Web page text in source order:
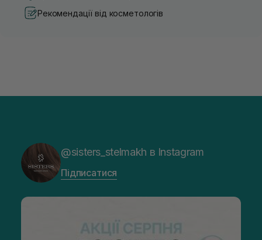
Рекомендації від косметологів
@sisters_stelmakh в Instagram
Підписатися